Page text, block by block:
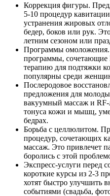
Коррекция фигуры.
5-10 процедур
устранения жировых
бедер, боков или рук.
летним сезоном или
Программы омоложения.
программы,
терапию для подтяжки
популярны среди
Послеродовое
предложения для
вакуумный массаж и RF-
тонуса кожи и мышц,
бедрах.
Борьба с целлюлитом.
процедур, сочетающих
массаж. Это привлечет
боролись с этой
Экспресс-услуги перед
короткие курсы из 2-3
хотят быстро улучшить
событиями (свадьба,